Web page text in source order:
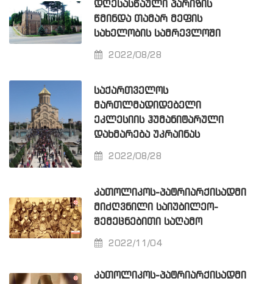
ᲓᲦᲔᲡᲐᲡᲬᲐᲣᲚᲘ ᲞᲐᲠᲘᲖᲘᲡ
ᲬᲛᲘᲜᲓᲐ ᲗᲐᲛᲐᲠ ᲛᲔᲤᲘᲡ
ᲡᲐᲮᲔᲚᲝᲑᲘᲡ ᲡᲐᲛᲠᲔᲕᲚᲝᲨᲘ
2022/08/28
ᲡᲐᲥᲐᲠᲗᲕᲔᲚᲝᲡ
ᲛᲐᲠᲗᲚᲛᲐᲓᲘᲓᲔᲑᲔᲚᲘ
ᲔᲙᲚᲔᲡᲘᲘᲡ ᲰᲣᲛᲐᲜᲘᲢᲐᲠᲣᲚᲘ
ᲓᲐᲮᲛᲐᲠᲔᲑᲐ ᲣᲙᲠᲐᲘᲜᲐᲡ
2022/08/28
ᲙᲐᲗᲝᲚᲘᲙᲝᲡ-ᲞᲐᲢᲠᲘᲐᲠᲥᲘᲡᲐᲓᲛᲘ
ᲛᲘᲫᲦᲕᲜᲘᲚᲘ ᲡᲐᲘᲣᲑᲘᲚᲔᲝ-
ᲨᲔᲛᲔᲪᲜᲔᲑᲘᲗᲘ ᲡᲐᲦᲐᲛᲝ
2022/11/04
ᲙᲐᲗᲝᲚᲘᲙᲝᲡ-ᲞᲐᲢᲠᲘᲐᲠᲥᲘᲡᲐᲓᲛᲘ